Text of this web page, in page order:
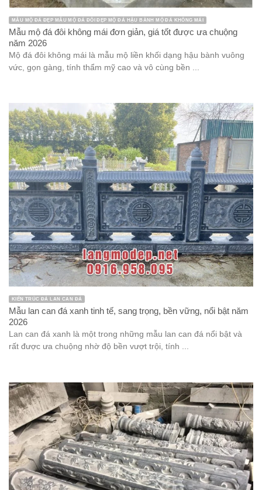
MẪU MỘ ĐÁ ĐẸP MẪU MỘ ĐÁ ĐÔI ĐẸP MỘ ĐÁ HẬU BÀNH MỘ ĐÁ KHÔNG MÁI
Mẫu mộ đá đôi không mái đơn giản, giá tốt được ưa chuộng
năm 2026
Mộ đá đôi không mái là mẫu mộ liền khối dạng hậu bành vuông
vức, gọn gàng, tính thẩm mỹ cao và vô cùng bền ...
KIẾN TRÚC ĐÁ LAN CAN ĐÁ
Mẫu lan can đá xanh tinh tế, sang trọng, bền vững, nổi bật năm
2026
Lan can đá xanh là một trong những mẫu lan can đá nổi bật và
rất được ưa chuộng nhờ độ bền vượt trội, tính ...